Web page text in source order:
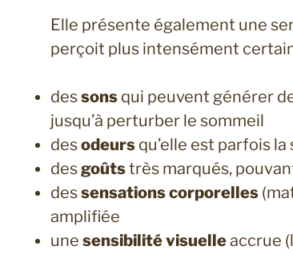
Elle présente également une
perçoit plus intensément
dessons qui peuvent générer
jusqu’à perturber le sommeil
desodeurs qu’elle est parfois
desgoûtstrès marqués,
dessensations corporelles
amplifiée
une sensibilité visuelleaccrue